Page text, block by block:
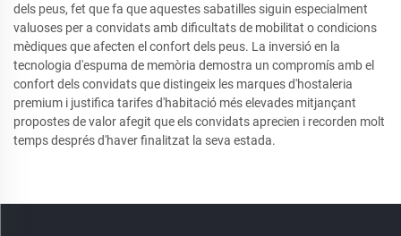
dels peus, fet que fa que aquestes sabatilles siguin especialment
valuoses per a convidats amb dificultats de mobilitat o condicions
mèdiques que afecten el confort dels peus. La inversió en la
tecnologia d'espuma de memòria demostra un compromís amb el
confort dels convidats que distingeix les marques d'hostaleria
premium i justifica tarifes d'habitació més elevades mitjançant
propostes de valor afegit que els convidats aprecien i recorden molt
temps després d'haver finalitzat la seva estada.